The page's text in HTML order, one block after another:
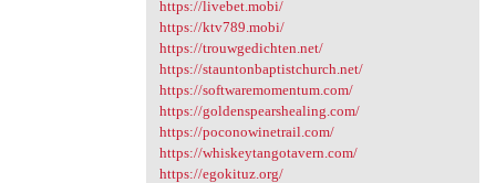
https://livebet.mobi/
https://ktv789.mobi/
https://trouwgedichten.net/
https://stauntonbaptistchurch.net/
https://softwaremomentum.com/
https://goldenspearshealing.com/
https://poconowinetrail.com/
https://whiskeytangotavern.com/
https://egokituz.org/